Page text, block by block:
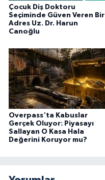
Çocuk Diş Doktoru
Seçiminde Güven Veren Bir
Adres Uz. Dr. Harun
Canoğlu
Overpass'ta Kabuslar
Gerçek Oluyor: Piyasayı
Sallayan O Kasa Hala
Değerini Koruyor mu?